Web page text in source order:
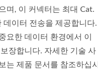
며, 이 커넥터는 최대 Cat.
데이터 전송을 제공합니다.
요한 데이터 환경에서 이
장합니다. 자세한 기술 사
는 제품 문서를 참조하십시